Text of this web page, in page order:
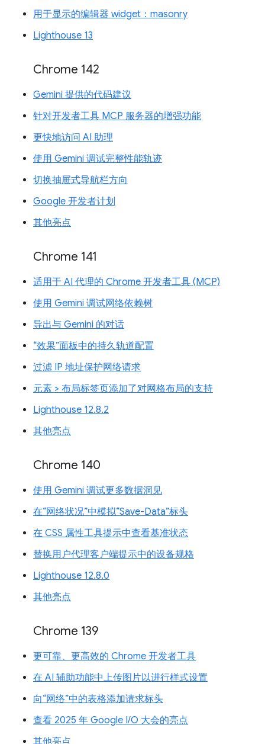
用于显示的编辑器 widget：masonry
Lighthouse 13
Chrome 142
Gemini 提供的代码建议
针对开发者工具 MCP 服务器的增强功能
更快地访问 AI 助理
使用 Gemini 调试完整性能轨迹
切换抽屉式导航栏方向
Google 开发者计划
其他亮点
Chrome 141
适用于 AI 代理的 Chrome 开发者工具 (MCP)
使用 Gemini 调试网络依赖树
导出与 Gemini 的对话
“效果”面板中的持久轨道配置
过滤 IP 地址保护网络请求
元素 > 布局标签页添加了对网格布局的支持
Lighthouse 12.8.2
其他亮点
Chrome 140
使用 Gemini 调试更多数据洞见
在“网络状况”中模拟“Save-Data”标头
在 CSS 属性工具提示中查看基准状态
替换用户代理客户端提示中的设备规格
Lighthouse 12.8.0
其他亮点
Chrome 139
更可靠、更高效的 Chrome 开发者工具
在 AI 辅助功能中上传图片以进行样式设置
向“网络”中的表格添加请求标头
查看 2025 年 Google I/O 大会的亮点